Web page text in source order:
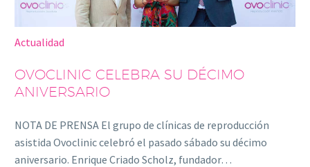
Actualidad
OVOCLINIC CELEBRA SU DÉCIMO
ANIVERSARIO
NOTA DE PRENSA El grupo de clínicas de reproducción
asistida Ovoclinic celebró el pasado sábado su décimo
aniversario. Enrique Criado Scholz, fundador…